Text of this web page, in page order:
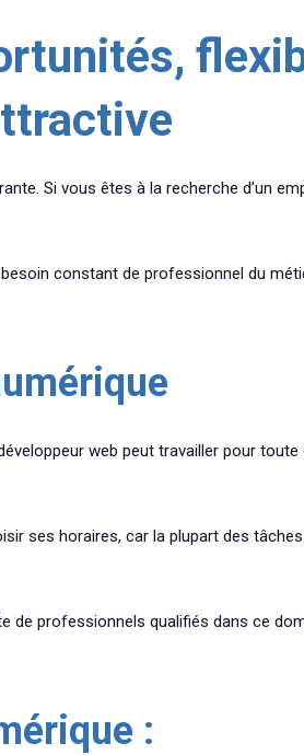
Si vous êtes à la recherche d’un
besoin constant de professionnel du
web peut travailler pour
ses horaires, car la plupart des
de professionnels qualifiés dans ce
: